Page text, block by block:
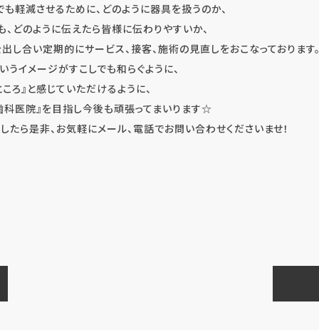
軽減させるために、どのように器具を扱うのか、
どのように伝えたら皆様に伝わりやすいか、
し合い定期的にサービス、接客、施術の見直しをおこなっております。
うイメージがすこしでも和らぐように、
ろ』と感じていただけるように、
科医院』を目指し今後も頑張ってまいります☆
たら是非、お気軽にメール、電話でお問い合わせくださいませ！